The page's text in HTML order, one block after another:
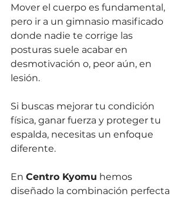
Mover el cuerpo es fundamental,
pero ir a un gimnasio masificado
donde nadie te corrige las
posturas suele acabar en
desmotivación o, peor aún, en
lesión.
Si buscas mejorar tu condición
física, ganar fuerza y proteger tu
espalda, necesitas un enfoque
diferente.
En Centro Kyomu hemos
diseñado la combinación perfecta